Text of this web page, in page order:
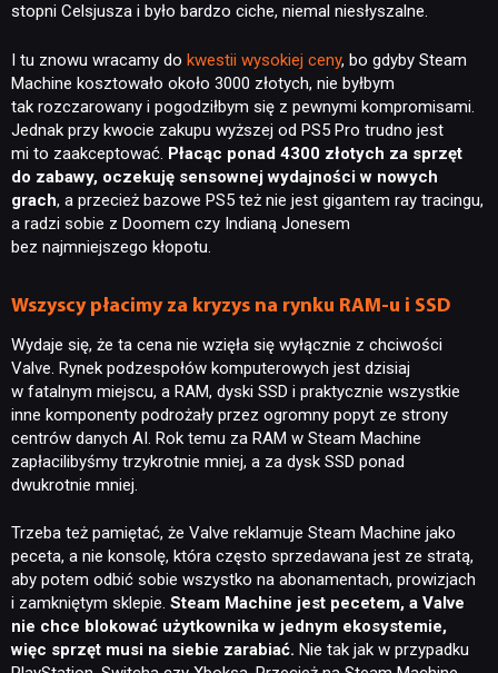
stopni Celsjusza i było bardzo ciche, niemal niesłyszalne.
I tu znowu wracamy do kwestii wysokiej ceny, bo gdyby Steam
Machine kosztowało około 3000 złotych, nie byłbym
tak rozczarowany i pogodziłbym się z pewnymi kompromisami.
Jednak przy kwocie zakupu wyższej od PS5 Pro trudno jest
mi to zaakceptować. Płacąc ponad 4300 złotych za sprzęt
do zabawy, oczekuję sensownej wydajności w nowych
grach, a przecież bazowe PS5 też nie jest gigantem ray tracingu,
a radzi sobie z Doomem czy Indianą Jonesem
bez najmniejszego kłopotu.
Wszyscy płacimy za kryzys na rynku RAM-u i SSD
Wydaje się, że ta cena nie wzięła się wyłącznie z chciwości
Valve. Rynek podzespołów komputerowych jest dzisiaj
w fatalnym miejscu, a RAM, dyski SSD i praktycznie wszystkie
inne komponenty podrożały przez ogromny popyt ze strony
centrów danych AI. Rok temu za RAM w Steam Machine
zapłacilibyśmy trzykrotnie mniej, a za dysk SSD ponad
dwukrotnie mniej.
Trzeba też pamiętać, że Valve reklamuje Steam Machine jako
peceta, a nie konsolę, która często sprzedawana jest ze stratą,
aby potem odbić sobie wszystko na abonamentach, prowizjach
i zamkniętym sklepie. Steam Machine jest pecetem, a Valve
nie chce blokować użytkownika w jednym ekosystemie,
więc sprzęt musi na siebie zarabiać. Nie tak jak w przypadku